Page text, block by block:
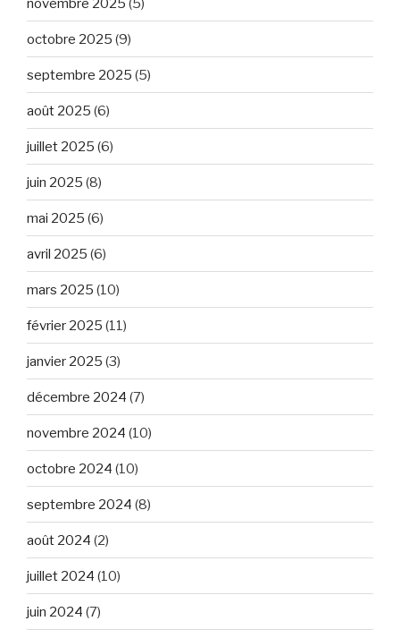
novembre 2025 (5)
octobre 2025 (9)
septembre 2025 (5)
août 2025 (6)
juillet 2025 (6)
juin 2025 (8)
mai 2025 (6)
avril 2025 (6)
mars 2025 (10)
février 2025 (11)
janvier 2025 (3)
décembre 2024 (7)
novembre 2024 (10)
octobre 2024 (10)
septembre 2024 (8)
août 2024 (2)
juillet 2024 (10)
juin 2024 (7)